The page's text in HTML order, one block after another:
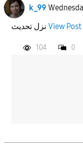
k_99
View Post
104 0